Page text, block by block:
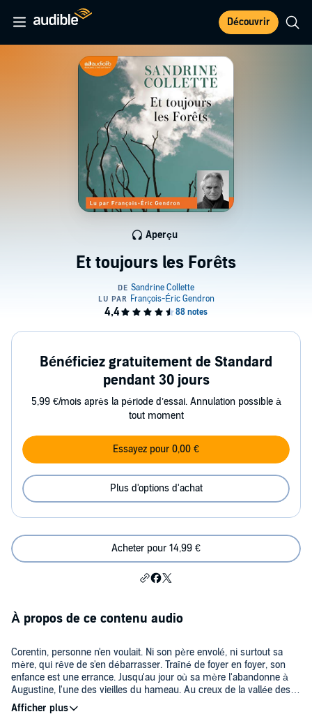
Découvrir
Et toujours les Forêts
Aperçu
Bénéficiez gratuitement de Standard
pendant 30 jours
5,99 €/mois après la période d’essai. Annulation possible à
tout moment
Essayez pour 0,00 €
Plus d'options d'achat
Acheter pour 14,99 €
À propos de ce contenu audio
Corentin, personne n'en voulait. Ni son père envolé, ni surtout sa
mère, qui rêve de s'en débarrasser. Traîné de foyer en foyer, son
enfance est une errance. Jusqu'au jour où sa mère l'abandonne à
Augustine, l'une des vieilles du hameau. Au creux de la vallée des
Forêts, ce territoire hostile où habite l'aïeule, une vie recommence. À
la grande ville où le propulsent ses études, Corentin plonge sans